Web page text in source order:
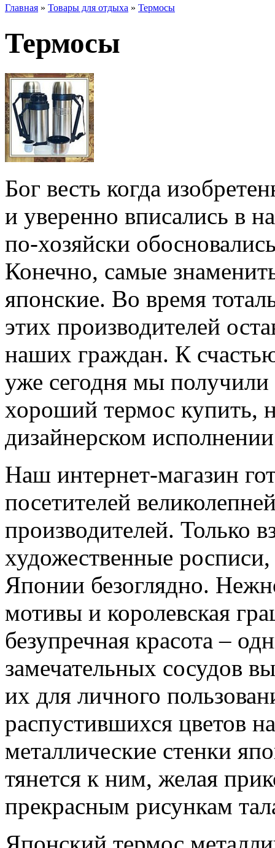
Главная » Товары для отдыха » Термосы
Термосы
Бог весть когда
и уверенно вписались в
по-хозяйски
Конечно, самые
японские. Во время
этих производителей
наших граждан. К
уже сегодня мы
хороший термос купить,
дизайнерском
Наш интернет-магазин
посетителей
производителей. Только
художественные
Японии безоглядно.
мотивы и королевская
безупречная красота –
замечательных сосудов
их для личного
распустившихся цветов
металлические стенки
тянется к ним, желая
прекрасным рисункам